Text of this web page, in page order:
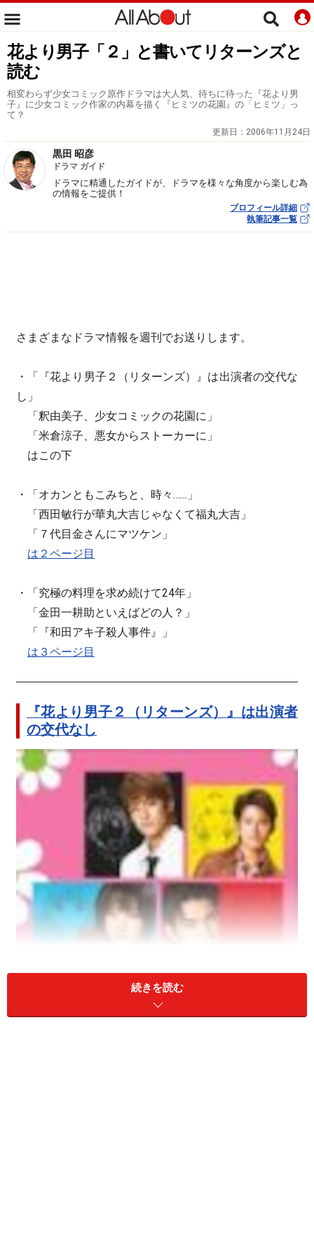
花より男子「２」と書いてリターンズと
読む
相変わらず少女コミック原作ドラマは大人気、待ちに待った『花より男
子』に少女コミック作家の内幕を描く『ヒミツの花園』の「ヒミツ」っ
て？
更新日： 2006年11月24日
黒田 昭彦
ドラマ ガイド
ドラマに精通したガイドが、ドラマを様々な角度から楽しむ為
の情報をご提供！
プロフィール詳細
執筆記事一覧
さまざまなドラマ情報を週刊でお送りします。
・「『花より男子２（リターンズ）』は出演者の交代な
し」
「釈由美子、少女コミックの花園に」
「米倉涼子、悪女からストーカーに」
はこの下
・「オカンともこみちと、時々……」
「西田敏行が華丸大吉じゃなくて福丸大吉」
「７代目金さんにマツケン」
は２ページ目
・「究極の料理を求め続けて24年」
「金田一耕助といえばどの人？」
「『和田アキ子殺人事件』」
は３ページ目
『花より男子２（リターンズ）』は出演者
の交代なし
続きを読む